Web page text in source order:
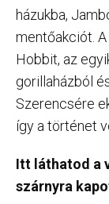
házukba,
mentőakciót.
Hobbit, az
gorillaházból
Szerencsére
így a történet
Itt láthatod a
szárnyra